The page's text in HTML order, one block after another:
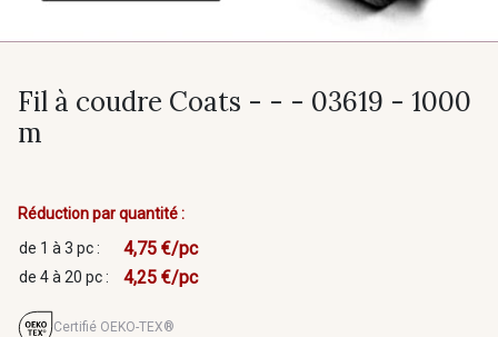
Fil à coudre Coats - - - 03619 - 1000
m
Réduction par quantité :
de 1 à 3 pc :
4,75 €/pc
de 4 à 20 pc : 4,25 €/pc
Certifié OEKO-TEX®